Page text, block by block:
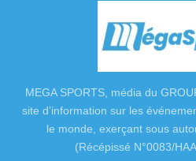
MEGA SPORTS, média du
site d’information sur les
le monde, exerçant sous
(Récépissé N°0083/